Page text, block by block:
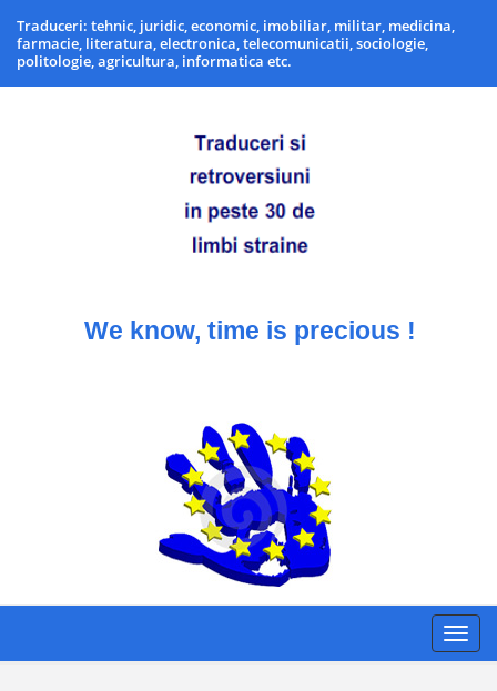
Traduceri: tehnic, juridic, economic, imobiliar, militar, medicina,
farmacie, literatura, electronica, telecomunicatii, sociologie,
politologie, agricultura, informatica etc.
We know, time is precious !